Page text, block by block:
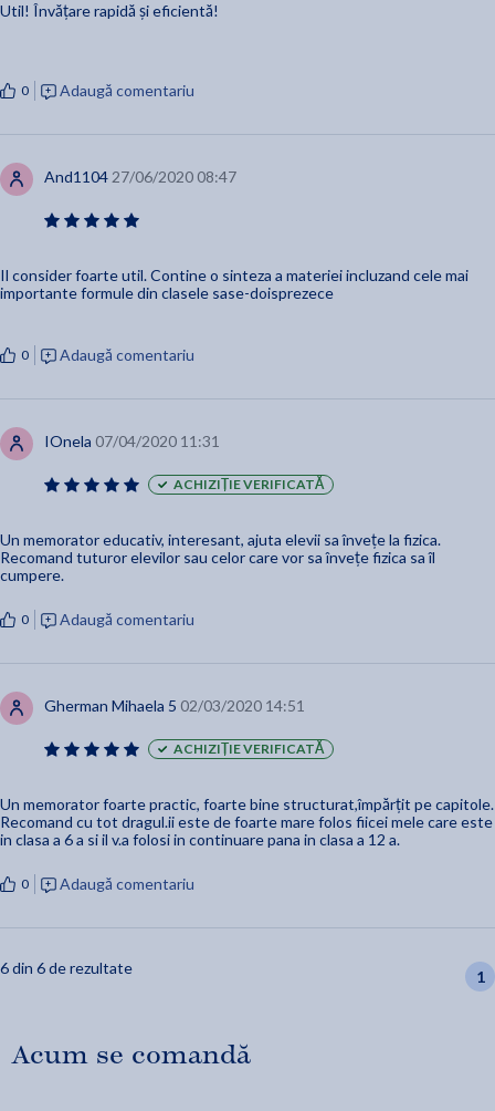
Util! Învățare rapidă și eficientă!
0 Adaugă comentariu
And1104 27/06/2020 08:47
Il consider foarte util. Contine o sinteza a materiei incluzand cele mai
importante formule din clasele sase-doisprezece
0 Adaugă comentariu
IOnela 07/04/2020 11:31
ACHIZIȚIE VERIFICATĂ
Un memorator educativ, interesant, ajuta elevii sa învețe la fizica.
Recomand tuturor elevilor sau celor care vor sa învețe fizica sa îl
cumpere.
0 Adaugă comentariu
Gherman Mihaela 5 02/03/2020 14:51
ACHIZIȚIE VERIFICATĂ
Un memorator foarte practic, foarte bine structurat,împărțit pe capitole.
Recomand cu tot dragul.ii este de foarte mare folos fiicei mele care este
in clasa a 6 a si il v.a folosi in continuare pana in clasa a 12 a.
0 Adaugă comentariu
6 din 6 de rezultate 1
Acum se comandă